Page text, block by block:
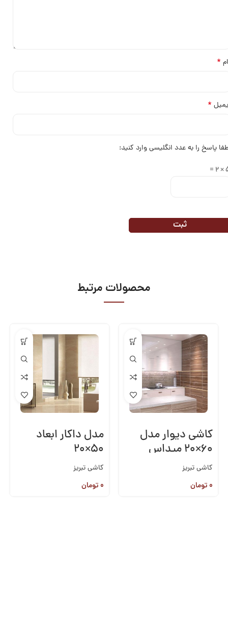
*
*
پاسخ را به عدد انگلیسی وارد کنید:
5
محصولات مرتبط
کاشی دیوار مدل
۶۰×۲۰ میداس
کاشی تبریز
۰تومان
مدل داکار ابعاد
۵۰×۲۰
کاشی تبریز
۰تومان